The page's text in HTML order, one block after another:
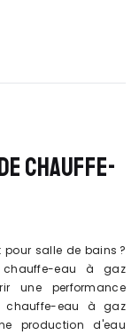
CHAUFFE-
salle de bains ?
chauffe-eau à gaz
une performance
chauffe-eau à gaz
production d'eau